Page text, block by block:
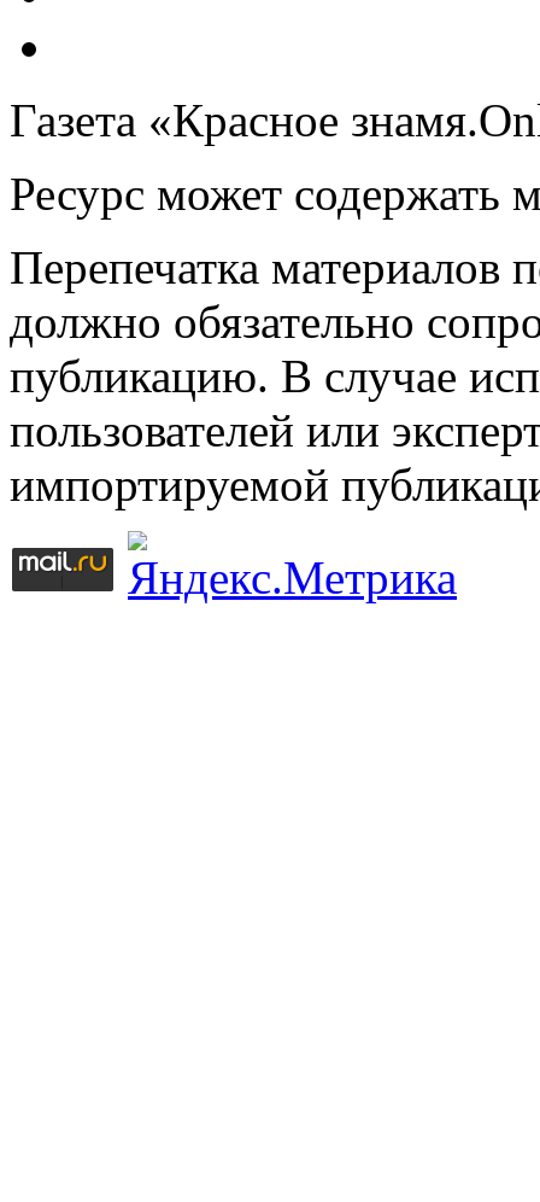
Газета «Красное
Ресурс может содержать
Перепечатка материалов
должно обязательно
публикацию. В случае
пользователей или
импортируемой